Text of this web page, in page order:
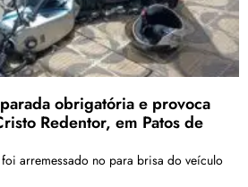
obrigatória e provoca
Redentor, em Patos de
arremessado no para brisa do veículo